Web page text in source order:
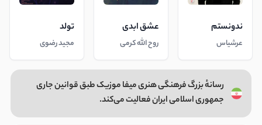
ندونستم
عرشیاس
عشق ابدی
روح الله کرمی
تولد
مجید رضوی
رسانهٔ بزرگ فرهنگی هنری میفا موزیک طبق قوانین جاری
جمهوری اسلامی ایران فعالیت می‌کند.